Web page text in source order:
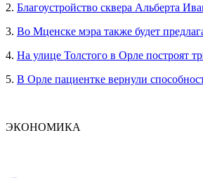
2. Благоустройство сквера Альберта
3. Во Мценске мэра также будет
4. На улице Толстого в Орле построят
5. В Орле пациентке вернули
ЭКОНОМИКА